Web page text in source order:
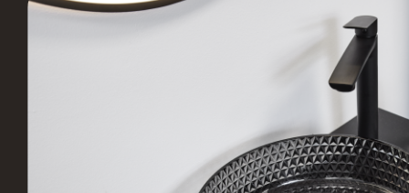
Stark Hillerød JKE